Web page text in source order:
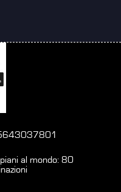
al mondo: 80